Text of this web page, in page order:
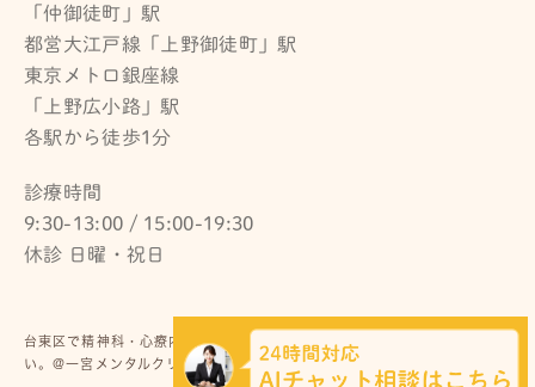
「仲御徒町」駅
都営大江戸線「上野御徒町」駅
東京メトロ銀座線
「上野広小路」駅
各駅から徒歩1分
診療時間
9:30-13:00 / 15:00-19:30
休診 日曜・祝日
台東区で精神科・心療内科をお探しの際はお気軽にお問い合わせくださ
い。@一宮メンタルクリニック